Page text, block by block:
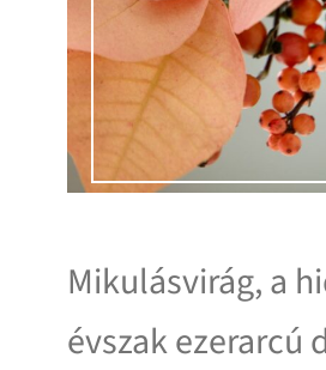
Mikulásvirág, a
évszak ezerarcú